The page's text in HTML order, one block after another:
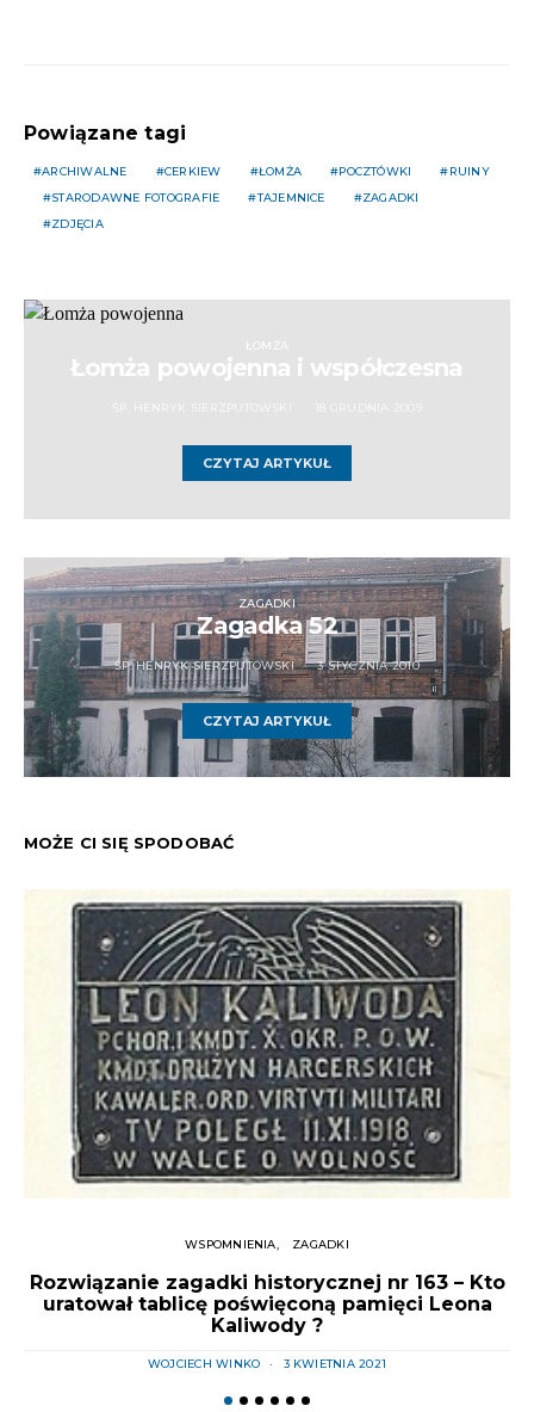
Powiązane tagi
ARCHIWALNE CERKIEW ŁOMŻA POCZTÓWKI
RUINY
STARODAWNE FOTOGRAFIE
TAJEMNICE
ZAGADKI
ZDJĘCIA
ŁOMŻA
Łomża powojenna i współczesna
CZYTAJ ARTYKUŁ
ZAGADKI
Zagadka 52
ŚP. HENRYK SIERZPUTOWSKI 3 STYCZNIA 2010
CZYTAJ ARTYKUŁ
MOŻE CI SIĘ SPODOBAĆ
WSPOMNIENIA ZAGADKI
Rozwiązanie zagadki historycznej nr 163 – Kto
uratował tablicę poświęconą pamięci Leona
Kaliwody ?
WOJCIECH WINKO 3 KWIETNIA 2021